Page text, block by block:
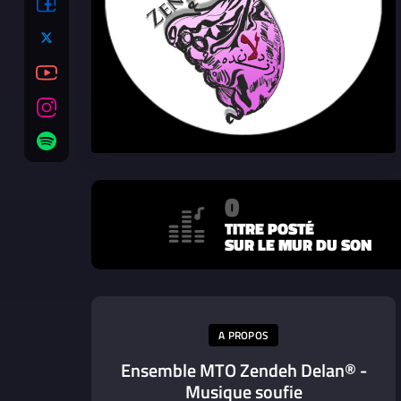
0
TITRE POSTÉ
SUR LE MUR DU SON
A PROPOS
Ensemble MTO Zendeh Delan® -
Musique soufie